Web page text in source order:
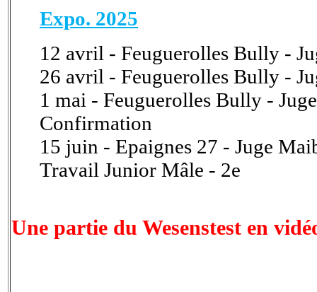
Expo. 2025
12 avril - Feuguerolles Bully -
26 avril - Feuguerolles Bully -
1 mai - Feuguerolles Bully -
Confirmation
15 juin - Epaignes 27 - Juge
Travail Junior Mâle - 2e
Une partie du Wesenstest en